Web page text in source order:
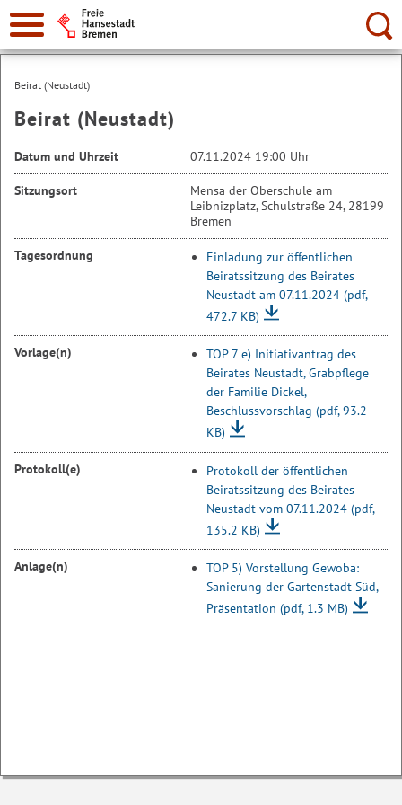
Suche:
Beirat (Neustadt)
Beirat (Neustadt)
Datum und Uhrzeit 07.11.2024 19:00 Uhr
Sitzungsort
Mensa der Oberschule am
Leibnizplatz, Schulstraße 24, 28199
Bremen
Tagesordnung
Einladung zur öffentlichen
Beiratssitzung des Beirates
Neustadt am 07.11.2024 (pdf,
472.7 KB)
Vorlage(n)
TOP 7 e) Initiativantrag des
Beirates Neustadt, Grabpflege
der Familie Dickel,
Beschlussvorschlag (pdf, 93.2
KB)
Protokoll(e)
Protokoll der öffentlichen
Beiratssitzung des Beirates
Neustadt vom 07.11.2024 (pdf,
135.2 KB)
Anlage(n)
TOP 5) Vorstellung Gewoba:
Sanierung der Gartenstadt Süd,
Präsentation (pdf, 1.3 MB)